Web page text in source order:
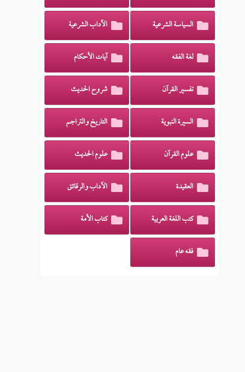
السياسة الشرعية الآداب الشرعية
لغة الفقه آيات الأحكام
تفسير القرآن شروح الحديث
السيرة النبوية التاريخ والتراجم
علوم القرآن علوم الحديث
العقيدة الآداب والرقائق
كتب اللغة العربية كتاب الأمة
فقه عام